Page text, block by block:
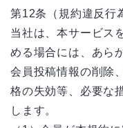
第12条（規約違反行
当社は、本サービス
める場合には、あら
会員投稿情報の削除
格の失効等、必要な
します。